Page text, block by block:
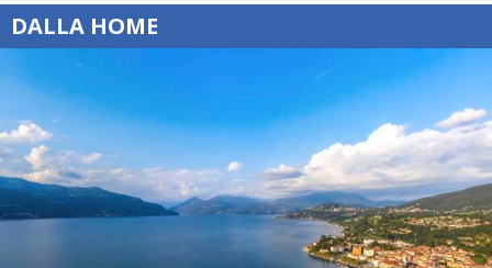
DALLA HOME